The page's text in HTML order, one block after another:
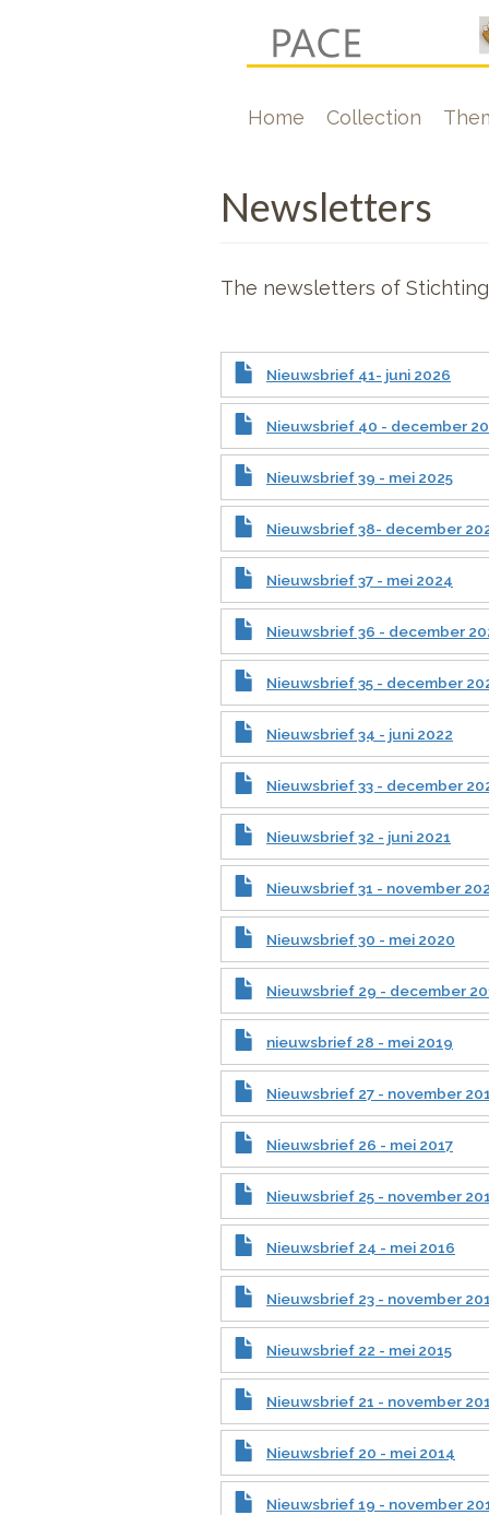
Home Collection
Newsletters
The newsletters of
Nieuwsbrief 41- juni 2026
Nieuwsbrief 40 - december
Nieuwsbrief 39 - mei 2025
Nieuwsbrief 38- december
Nieuwsbrief 37 - mei 2024
Nieuwsbrief 36 - december
Nieuwsbrief 35 - december
Nieuwsbrief 34 - juni 2022
Nieuwsbrief 33 - december
Nieuwsbrief 32 - juni 2021
Nieuwsbrief 31 - november
Nieuwsbrief 30 - mei 2020
Nieuwsbrief 29 - december
nieuwsbrief 28 - mei 2019
Nieuwsbrief 27 - november
Nieuwsbrief 26 - mei 2017
Nieuwsbrief 25 - november
Nieuwsbrief 24 - mei 2016
Nieuwsbrief 23 - november
Nieuwsbrief 22 - mei 2015
Nieuwsbrief 21 - november
Nieuwsbrief 20 - mei 2014
Nieuwsbrief 19 - november